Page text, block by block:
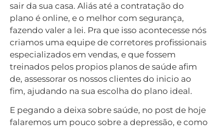
sair da sua casa. Aliás até a contratação do
plano é online, e o melhor com segurança,
fazendo valer a lei. Pra que isso acontecesse nós
criamos uma equipe de corretores profissionais
especializados em vendas, e que fossem
treinados pelos propios planos de saúde afim
de, assessorar os nossos clientes do inicio ao
fim, ajudando na sua escolha do plano ideal.
E pegando a deixa sobre saúde, no post de hoje
falaremos um pouco sobre a depressão, e como